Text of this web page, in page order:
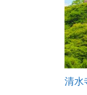
清水